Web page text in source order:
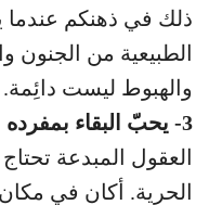
ذلك في ذهنكم عندما
الطبيعية من الجنون
والهبوط ليست دائِمة.
3- يحبّ البقاء بمفرده
العقول المبدعة
الحرية. أكان في